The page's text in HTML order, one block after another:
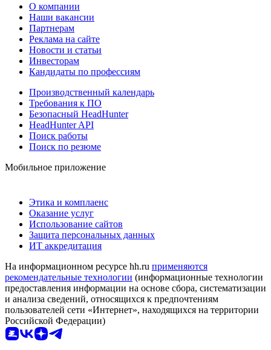
О компании
Наши вакансии
Партнерам
Реклама на сайте
Новости и статьи
Инвесторам
Кандидаты по профессиям
Производственный календарь
Требования к ПО
Безопасный HeadHunter
HeadHunter API
Поиск работы
Поиск по резюме
Мобильное приложение
Этика и комплаенс
Оказание услуг
Использование сайтов
Защита персональных данных
ИТ аккредитация
На информационном ресурсе hh.ru применяются
рекомендательные технологии (информационные технологии
предоставления информации на основе сбора, систематизации
и анализа сведений, относящихся к предпочтениям
пользователей сети «Интернет», находящихся на территории
Российской Федерации)